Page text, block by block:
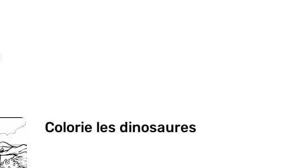
Colorie les dinosaures